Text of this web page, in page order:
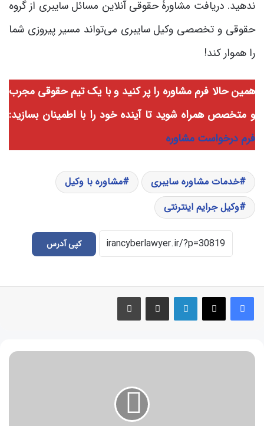
ندهید. دریافت مشاورۀ حقوقی آنلاین مسائل سایبری از گروه
حقوقی و تخصصی وکیل سایبری می‌تواند مسیر پیروزی شما
را هموار کند!
همین حالا فرم مشاوره را پر کنید و با یک تیم حقوقی مجرب
و متخصص همراه شوید تا آینده خود را با اطمینان بسازید:
فرم درخواست مشاوره
خدمات مشاوره سایبری
مشاوره با وکیل
وکیل جرایم اینترنتی
کپی آدرس